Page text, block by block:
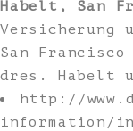
Habelt, San
Versicherung
San Francisco
dres. Habelt
http://
information/